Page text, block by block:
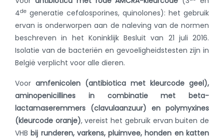
4de generatie cefalosporines, quinolones): het gebruik
ervan is onderworpen aan de naleving van de normen
beschreven in het Koninklijk Besluit van 21 juli 2016.
Isolatie van de bacteriën en gevoeligheidstesten zijn in
België verplicht voor alle dieren.
Voor amfenicolen (antibiotica met kleurcode geel),
aminopenicillines in combinatie met beta-
lactamaseremmers (clavulaanzuur) en polymyxines
(kleurcode oranje), vereist het gebruik ervan buiten de
VHBbij runderen, varkens, pluimvee, honden en katten